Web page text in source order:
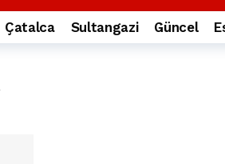
otomobil alev alev yandı. 2 yıl
sakinleri protesto gösterisi düzenledi
Bayramı kutlamaları coşkuyla
birbirlerinin üzerine devrildi
kazada, taksideki yolcu öldü
Çatalca Sultangazi Güncel